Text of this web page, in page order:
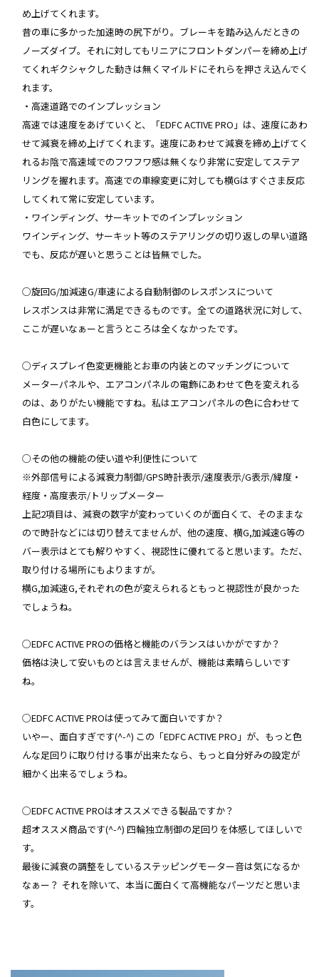
め上げてくれます。
昔の車に多かった加速時の尻下がり。ブレーキを踏み込んだときの
ノーズダイブ。それに対してもリニアにフロントダンパーを締め上げ
てくれギクシャクした動きは無くマイルドにそれらを押さえ込んでく
れます。
・高速道路でのインプレッション
高速では速度をあげていくと、「EDFC ACTIVE PRO」は、速度にあわ
せて減衰を締め上げてくれます。速度にあわせて減衰を締め上げてく
れるお陰で高速域でのフワフワ感は無くなり非常に安定してステア
リングを握れます。高速での車線変更に対しても横Gはすぐさま反応
してくれて常に安定しています。
・ワインディング、サーキットでのインプレッション
ワインディング、サーキット等のステアリングの切り返しの早い道路
でも、反応が遅いと思うことは皆無でした。
○旋回G/加減速G/車速による自動制御のレスポンスについて
レスポンスは非常に満足できるものです。全ての道路状況に対して、
ここが遅いなぁーと言うところは全くなかったです。
○ディスプレイ色変更機能とお車の内装とのマッチングについて
メーターパネルや、エアコンパネルの電飾にあわせて色を変えれる
のは、ありがたい機能ですね。私はエアコンパネルの色に合わせて
白色にしてます。
○その他の機能の使い道や利便性について
※外部信号による減衰力制御/GPS時計表示/速度表示/G表示/緯度・
経度・高度表示/トリップメーター
上記2項目は、減衰の数字が変わっていくのが面白くて、そのままな
ので時計などには切り替えてませんが、他の速度、横G,加減速G等の
バー表示はとても解りやすく、視認性に優れてると思います。ただ、
取り付ける場所にもよりますが。
横G,加減速G,それぞれの色が変えられるともっと視認性が良かった
でしょうね。
○EDFC ACTIVE PROの価格と機能のバランスはいかがですか？
価格は決して安いものとは言えませんが、機能は素晴らしいです
ね。
○EDFC ACTIVE PROは使ってみて面白いですか？
いやー、面白すぎです(^-^) この「EDFC ACTIVE PRO」が、もっと色
んな足回りに取り付ける事が出来たなら、もっと自分好みの設定が
細かく出来るでしょうね。
○EDFC ACTIVE PROはオススメできる製品ですか？
超オススメ商品です(^-^) 四輪独立制御の足回りを体感してほしいで
す。
最後に減衰の調整をしているステッピングモーター音は気になるか
なぁー？ それを除いて、本当に面白くて高機能なパーツだと思いま
す。